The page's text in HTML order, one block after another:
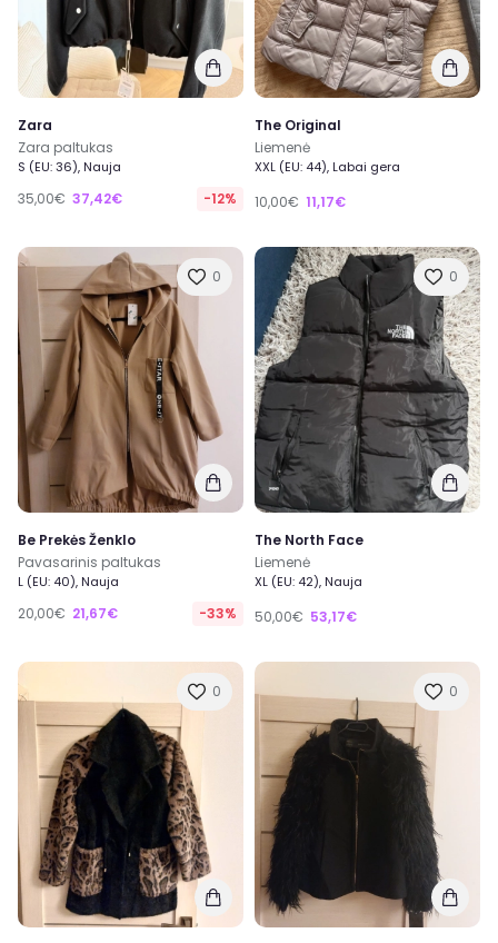
Zara
Zara paltukas
S (EU: 36), Nauja
35,00€ 37,42€ -12%
The Original
Liemenė
XXL (EU: 44), Labai gera
10,00€ 11,17€
0
Be Prekės Ženklo
Pavasarinis paltukas
L (EU: 40), Nauja
20,00€ 21,67€ -33%
0
The North Face
Liemenė
XL (EU: 42), Nauja
50,00€ 53,17€
0 0